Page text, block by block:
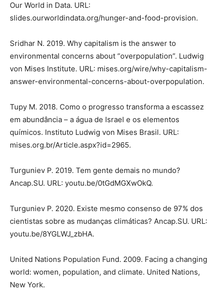
Our World in Data. URL:
slides.ourworldindata.org/hunger-and-food-provision.
Sridhar N. 2019. Why capitalism is the answer to
environmental concerns about “overpopulation”. Ludwig
von Mises Institute. URL: mises.org/wire/why-capitalism-
answer-environmental-concerns-about-overpopulation.
Tupy M. 2018. Como o progresso transforma a escassez
em abundância – a água de Israel e os elementos
químicos. Instituto Ludwig von Mises Brasil. URL:
mises.org.br/Article.aspx?id=2965.
Turguniev P. 2019. Tem gente demais no mundo?
Ancap.SU. URL: youtu.be/0tGdMGXwOkQ.
Turguniev P. 2020. Existe mesmo consenso de 97% dos
cientistas sobre as mudanças climáticas? Ancap.SU. URL:
youtu.be/8YGLWJ_zbHA.
United Nations Population Fund. 2009. Facing a changing
world: women, population, and climate. United Nations,
New York.